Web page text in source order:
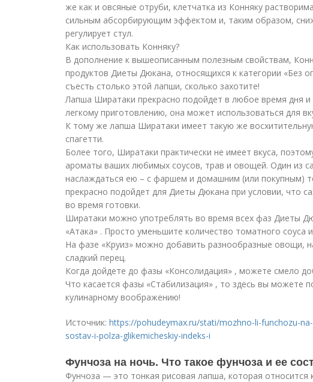
же как и овсяные отруби, клетчатка из Конняку
сильным абсорбирующим эффектом и, таким образом,
регулирует стул.
Как использовать Конняку?
В дополнение к вышеописанным полезным свойствам,
продуктов Диеты Дюкана, относящихся к категории «Без
съесть столько этой лапши, сколько захотите!
Лапша Ширатаки прекрасно подойдет в любое время дня и
легкому приготовлению, она может использоваться для
К тому же лапша Ширатаки имеет такую же
спагетти.
Более того, Ширатаки практически не имеет вкуса,
ароматы ваших любимых соусов, трав и овощей. Один из
наслаждаться ею – с фаршем и домашним (или покупным)
прекрасно подойдет для Диеты Дюкана при условии, что
во время готовки.
Ширатаки можно употреблять во время всех фаз Диеты
«Атака» . Просто уменьшите количество томатного
На фазе «Круиз» можно добавить разнообразные овощи,
сладкий перец.
Когда дойдете до фазы «Консолидация» , можете смело
Что касается фазы «Стабилизация» , то здесь вы можете
кулинарному воображению!
Источник: https://pohudeymax.ru/stati/mozhno-li-funchozu-
sostav-i-polza-glikemicheskiy-indeks-i
Фунчоза на ночь. Что такое фунчоза и ее
Фунчоза — это тонкая рисовая лапша, которая относится